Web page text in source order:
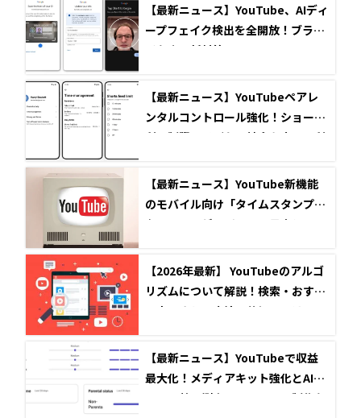
【最新ニュース】YouTube、AIディ
ープフェイク検出を全開放！ブラン
ドを守る新対策
【最新ニュース】YouTubeペアレ
ンタルコントロール強化！ショート
利用制限で子どもの健全なネット利
【最新ニュース】YouTube新機能
のモバイル向け「タイムスタンプ共
有」でエンゲージメント最大化！
【2026年最新】 YouTubeのアルゴ
リズムについて解説！検索・おすす
め表示される方法と仕組みとは？
【最新ニュース】YouTubeで収益
最大化！メディアキット強化とAIツ
ールで効果測定とコンテンツ制作を